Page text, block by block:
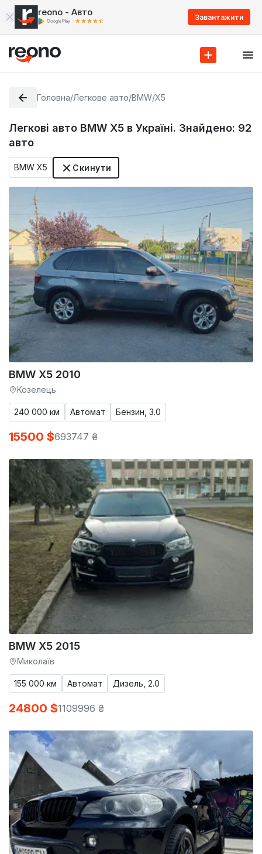
reono - Авто Завантажити
Головна/Легкове авто/BMW/X5
Легкові авто BMW X5 в Україні. Знайдено: 92
авто
BMW X5 Скинути
BMW X5 2010
Козелець
240 000 км Автомат Бензин, 3.0
15500 $693747 ₴
BMW X5 2015
Миколаїв
155 000 км Автомат Дизель, 2.0
24800 $1109996 ₴